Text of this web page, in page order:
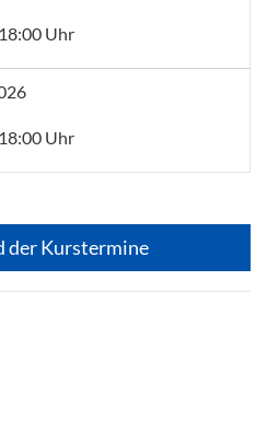
Uhr
Uhr
der Kurstermine